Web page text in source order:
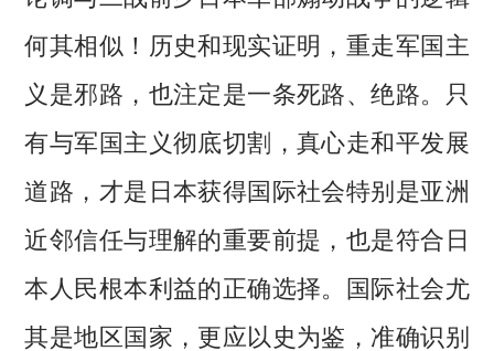
何其相似！历史和现实证明，重走军国主
义是邪路，也注定是一条死路、绝路。只
有与军国主义彻底切割，真心走和平发展
道路，才是日本获得国际社会特别是亚洲
近邻信任与理解的重要前提，也是符合日
本人民根本利益的正确选择。国际社会尤
其是地区国家，更应以史为鉴，准确识别